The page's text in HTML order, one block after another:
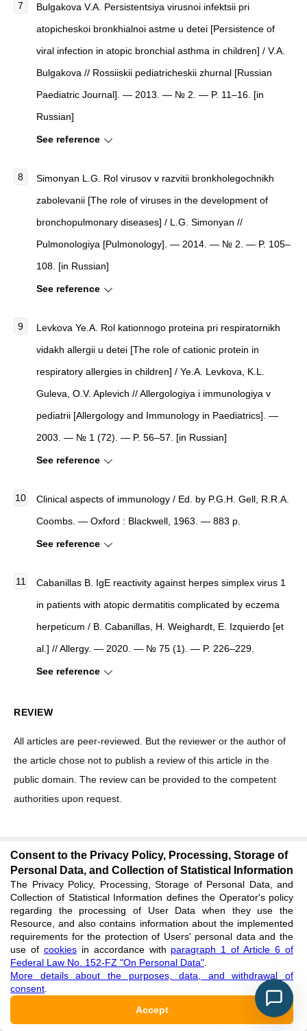
Bulgakova V.A. Persistentsiya virusnoi infektsii pri
atopicheskoi bronkhialnoi astme u detei [Persistence of
viral infection in atopic bronchial asthma in children] / V.A.
Bulgakova // Rossiiskii pediatricheskii zhurnal [Russian
Paediatric Journal]. — 2013. — № 2. — P. 11–16. [in
Russian]
See reference
Simonyan L.G. Rol virusov v razvitii bronkholegochnikh
zabolevanii [The role of viruses in the development of
bronchopulmonary diseases] / L.G. Simonyan //
Pulmonologiya [Pulmonology]. — 2014. — № 2. — P. 105–
108. [in Russian]
See reference
Levkova Ye.A. Rol kationnogo proteina pri respiratornikh
vidakh allergii u detei [The role of cationic protein in
respiratory allergies in children] / Ye.A. Levkova, K.L.
Guleva, O.V. Aplevich // Allergologiya i immunologiya v
pediatrii [Allergology and Immunology in Paediatrics]. —
2003. — № 1 (72). — P. 56–57. [in Russian]
See reference
Clinical aspects of immunology / Ed. by P.G.H. Gell, R.R.A.
Coombs. — Oxford : Blackwell, 1963. — 883 p.
See reference
Cabanillas B. IgE reactivity against herpes simplex virus 1
in patients with atopic dermatitis complicated by eczema
herpeticum / B. Cabanillas, H. Weighardt, E. Izquierdo [et
al.] // Allergy. — 2020. — № 75 (1). — P. 226–229.
See reference
REVIEW
All articles are peer-reviewed. But the reviewer or the author of
the article chose not to publish a review of this article in the
public domain. The review can be provided to the competent
authorities upon request.
Levkova Elena Anatolevna
ORCID:
0000-0002-7633-4678
Affiliation
Peoples' Friendship University of Russia named after Patrice
Lumumba, Moscow, Russian Federation
Role:
Author
147865
Consent to the Privacy Policy, Processing, Storage of
Personal Data, and Collection of Statistical Information
The Privacy Policy, Processing, Storage of Personal Data, and
Collection of Statistical Information defines the Operator's policy
regarding the processing of User Data when they use the
Resource, and also contains information about the implemented
requirements for the protection of Users' personal data and the
use of cookiesin accordance with paragraph 1 of Article 6 of
Federal Law No. 152-FZ "On Personal Data"
More details about the purposes, data, and withdrawal of
consent
Accept